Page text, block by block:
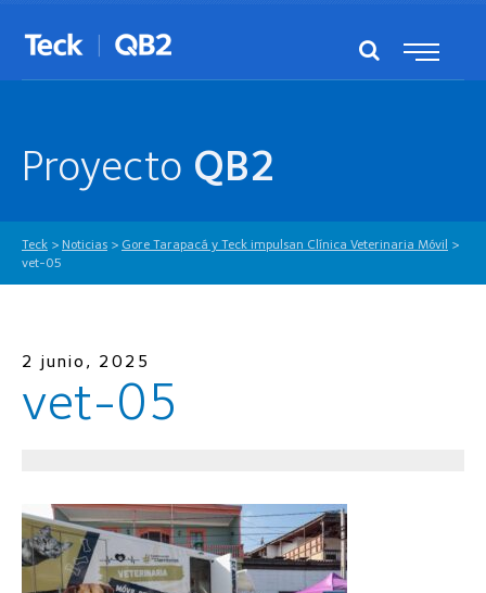
Proyecto QB2
Teck > Noticias > Gore Tarapacá y Teck impulsan Clínica Veterinaria Móvil >
vet-05
2 junio, 2025
vet-05